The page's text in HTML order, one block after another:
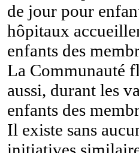
de jour pour
hôpitaux
enfants des
La Communauté
aussi, durant les
enfants des
Il existe sans